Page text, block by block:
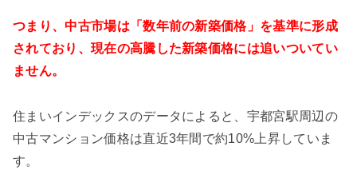
つまり、中古市場は「数年前の新築価格」を基準に形成
されており、現在の高騰した新築価格には追いついてい
ません。
住まいインデックスのデータによると、宇都宮駅周辺の
中古マンション価格は直近3年間で約10%上昇していま
す。